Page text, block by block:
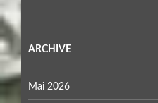
ARCHIVE
Mai 2026